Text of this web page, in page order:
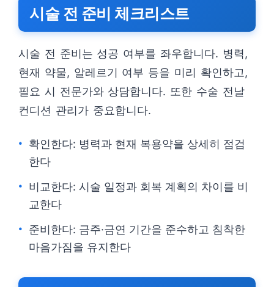
시술 전 준비 체크리스트
시술 전 준비는 성공 여부를 좌우합니다. 병력,
현재 약물, 알레르기 여부 등을 미리 확인하고,
필요 시 전문가와 상담합니다. 또한 수술 전날
컨디션 관리가 중요합니다.
확인한다: 병력과 현재 복용약을 상세히 점검
한다
비교한다: 시술 일정과 회복 계획의 차이를 비
교한다
준비한다: 금주·금연 기간을 준수하고 침착한
마음가짐을 유지한다